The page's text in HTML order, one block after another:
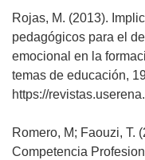
Rojas, M. (2013).
pedagógicos para el
emocional en la
temas de educación,
https://
Romero, M; Faouzi, T.
Competencia